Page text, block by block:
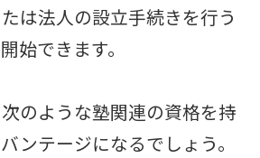
は法人の設立手続きを行う
始できます。
のような塾関連の資格を持
ンテージになるでしょう。